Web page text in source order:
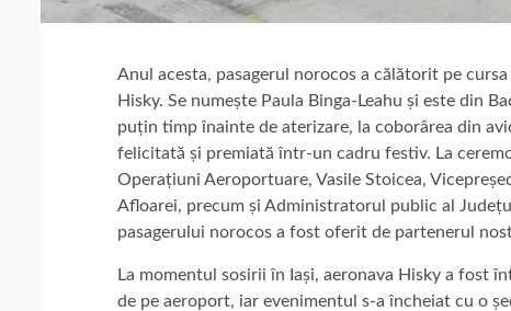
Anul acesta, pasagerul norocos a călătorit pe
Hisky. Se numește Paula Binga-Leahu și este din
puțin timp înainte de aterizare, la coborârea din
felicitată și premiată într-un cadru festiv. La
Operațiuni Aeroportuare, Vasile Stoicea,
Afloarei, precum și Administratorul public al
pasagerului norocos a fost oferit de partenerul
La momentul sosirii în Iași, aeronava Hisky a fost
de pe aeroport, iar evenimentul s-a încheiat cu o